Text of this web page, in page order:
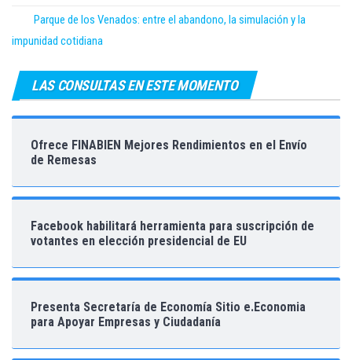
Parque de los Venados: entre el abandono, la simulación y la
impunidad cotidiana
LAS CONSULTAS EN ESTE MOMENTO
Ofrece FINABIEN Mejores Rendimientos en el Envío
de Remesas
Facebook habilitará herramienta para suscripción de
votantes en elección presidencial de EU
Presenta Secretaría de Economía Sitio e.Economia
para Apoyar Empresas y Ciudadanía